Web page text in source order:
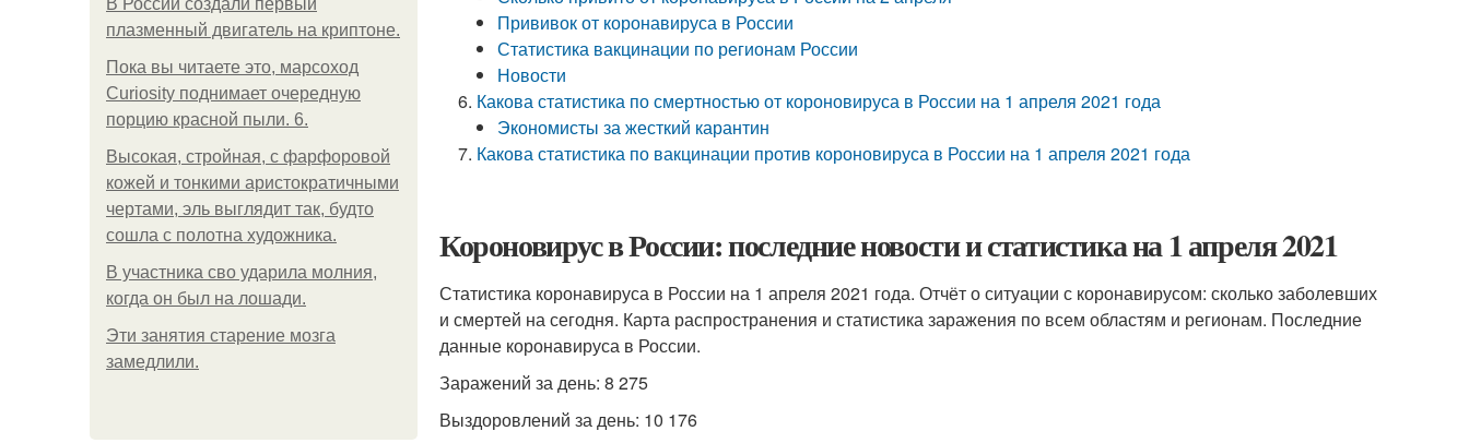
В России создали первый
плазменный двигатель на криптоне.
Пока вы читаете это, марсоход
Curiosity поднимает очередную
порцию красной пыли. 6.
Высокая, стройная, с фарфоровой
кожей и тонкими аристократичными
чертами, эль выглядит так, будто
сошла с полотна художника.
В участника сво ударила молния,
когда он был на лошади.
Эти занятия старение мозга
замедлили.
Прививок от коронавируса в России
Статистика вакцинации по регионам России
Новости
Какова статистика по смертностью от короновируса в России на 1 апреля 2021 года
Экономисты за жесткий карантин
Какова статистика по вакцинации против короновируса в России на 1 апреля 2021 года
Короновирус в России: последние новости и статистика на 1 апреля 2021
Статистика коронавируса в России на 1 апреля 2021 года. Отчёт о ситуации с коронавирусом: сколько заболевших
и смертей на сегодня. Карта распространения и статистика заражения по всем областям и регионам. Последние
данные коронавируса в России.
Заражений за день: 8 275
Выздоровлений за день: 10 176